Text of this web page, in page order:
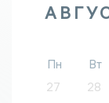
Пн Вт
27
28